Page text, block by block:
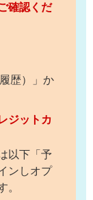
確認くだ
歴）」か
ジットカ
以下「予
ンしオプ
。